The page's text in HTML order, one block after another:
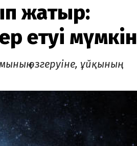
жатыр:
етуі мүмкін
өзгеруіне, ұйқының